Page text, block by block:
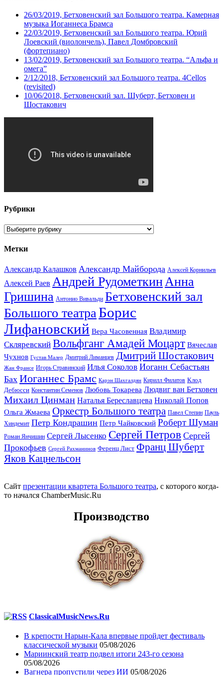
26/03/2019, Бетховенский зал Большого театра. Камерная
музыка Иоганнеса Брамса
22/03/2019, Бетховенский зал Большого театра. Юрий
Лоевский (виолончель), Павел Домбровский
(фортепиано)
13/02/2019, Бетховенский зал Большого театра. “Альфа и
омега”
2/12/2018, Бетховенский зал Большого театра. 4Cellos
(revisited)
10/06/2018, Бетховенский зал. Шуберт, Бетховен и
Шостакович
Рубрики
Рубрики
Метки
Александр Калашков Александр Майборода Алексей Корнильев
Алексей Раев Андрей РудометкинАнна
Гришина Антонио Вивальди Бетховенский зал
Большого театраБорис
Лифановский Вера Часовенная Владимир
Скляревский Вольфганг Амадей Моцарт Вячеслав
Чухнов Густав Малер Дмитрий Лиманцев Дмитрий Шостакович
Жан Франсе Игорь Стравинский Илья Соколов Иоганн Себастьян
Бах Иоганнес Брамс Карэн Шахгалдян Кирилл Филатов Клод
Дебюсси Константин Семенов Любовь Токарева Людвиг ван Бетховен
Михаил Цинман Наталья Береславцева Николай Попов
Ольга Жмаева Оркестр Большого театра Павел Степин Пауль
Хиндемит Петр Кондрашин Петр Чайковский Роберт Шуман
Роман Янчишин Сергей Лысенко Сергей Петров Сергей
Прокофьев Сергей Рахманинов Ференц Лист Франц Шуберт
Яков Кацнельсон
Сайт презентации квартета Большого театра, с которого когда-
то начался ChamberMusic.Ru
Производство
ClassicalMusicNews.Ru
В крепости Нарын-Кала впервые пройдет фестиваль
классической музыки 05/08/2026
Мариинский театр подвел итоги 243-го сезона
05/08/2026
Вагнера пропустили через ИИ 05/08/2026